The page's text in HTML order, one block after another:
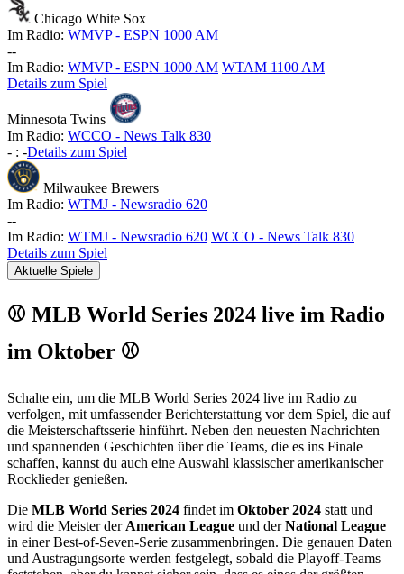
Chicago White Sox
Im Radio: WMVP - ESPN 1000 AM
--
Im Radio: WMVP - ESPN 1000 AM WTAM 1100 AM
Details zum Spiel
Minnesota Twins
Im Radio: WCCO - News Talk 830
- : -Details zum Spiel
Milwaukee Brewers
Im Radio: WTMJ - Newsradio 620
--
Im Radio: WTMJ - Newsradio 620 WCCO - News Talk 830
Details zum Spiel
Aktuelle Spiele
⚾ MLB World Series 2024 live im Radio
im Oktober ⚾
Schalte ein, um die MLB World Series 2024 live im Radio zu
verfolgen, mit umfassender Berichterstattung vor dem Spiel, die auf
die Meisterschaftsserie hinführt. Neben den neuesten Nachrichten
und spannenden Geschichten über die Teams, die es ins Finale
schaffen, kannst du auch eine Auswahl klassischer amerikanischer
Rocklieder genießen.
Die MLB World Series 2024 findet im Oktober 2024 statt und
wird die Meister der American League und derNational League
in einer Best-of-Seven-Serie zusammenbringen. Die genauen Daten
und Austragungsorte werden festgelegt, sobald die Playoff-Teams